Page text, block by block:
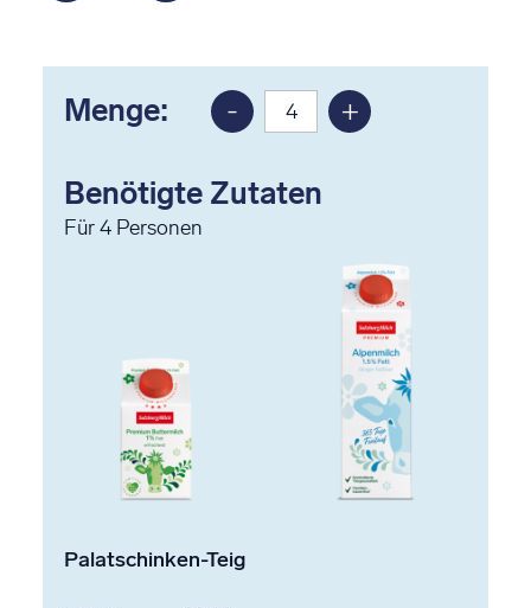
Menge:
Portion
-
Portion
+
Benötigte Zutaten
Für4 Personen
Palatschinken-Teig